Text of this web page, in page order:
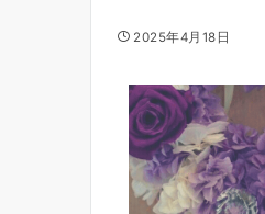
2025年4月18日